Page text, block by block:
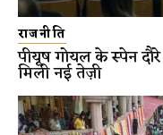
राजनीति
पीयूष गोयल के स्पेन
मिली नई तेज़ी